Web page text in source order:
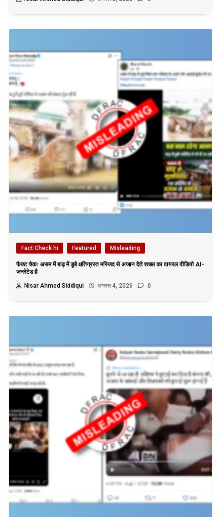
Fact Check hi Featured Misleading
फैक्ट चेकः असम में बाढ़ में डूबे क्षतिग्रस्त मस्जिद से अजान देते शख्स का वायरल वीडियो AI-
जनरेटेड है
Nisar Ahmed Siddiqui
अगस्त 4, 2026 0